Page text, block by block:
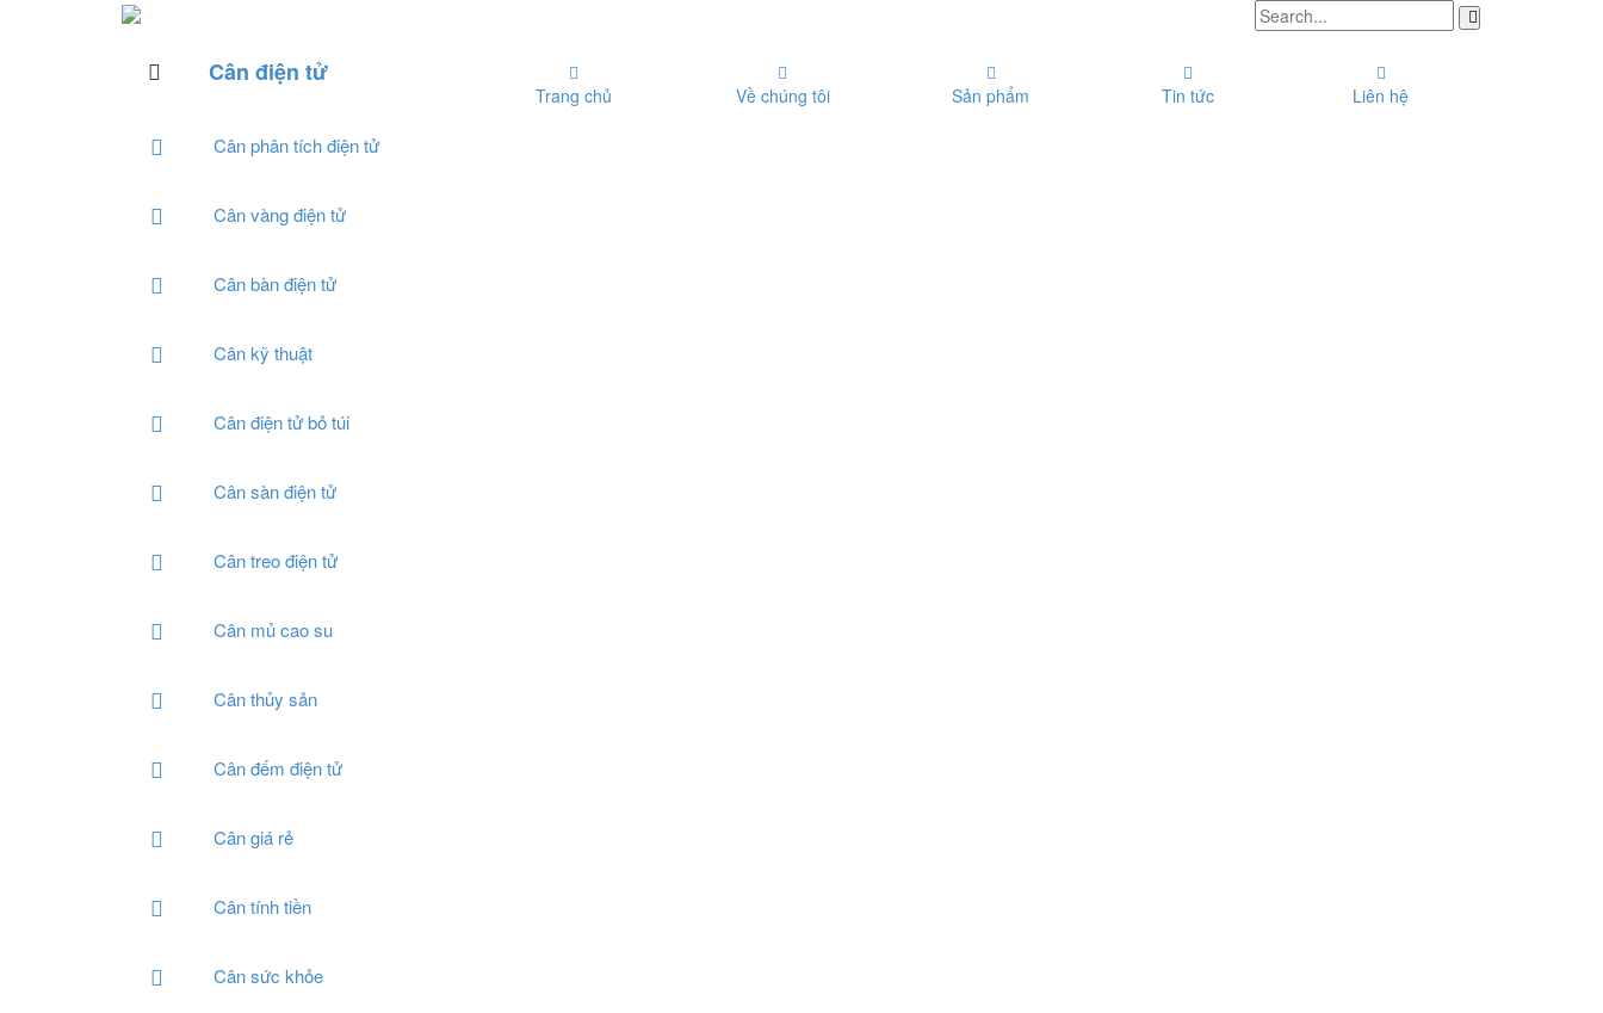
Cân điện tử
Cân phân tích điện tử
Cân vàng điện tử
Cân bàn điện tử
Cân kỹ thuật
Cân điện tử bỏ túi
Cân sàn điện tử
Cân treo điện tử
Cân mủ cao su
Cân thủy sản
Cân đếm điện tử
Cân giá rẻ
Cân tính tiền
Cân sức khỏe
Trang chủ Về chúng tôi Sản phẩm Tin tức Liên hệ